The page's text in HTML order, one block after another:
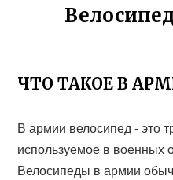
ЧТО ТАКОЕ В
В армии велосипед - это
используемое в военных
Велосипеды в армии